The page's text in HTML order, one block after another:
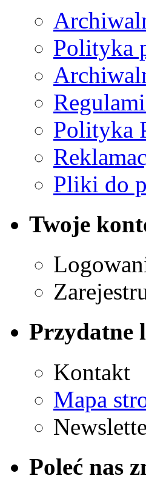
Polityka
Polityka
Pliki do
Twoje
Przydatne
Kontakt
Mapa
Poleć nas